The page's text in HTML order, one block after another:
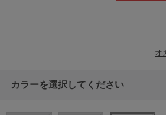
オ
カラーを選択してください